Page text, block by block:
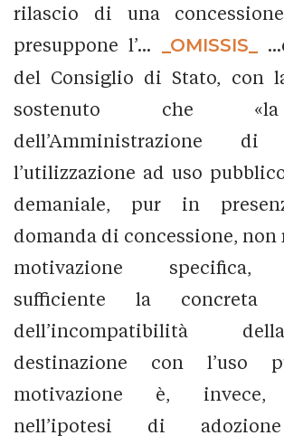
rilascio di una
presuppone l’...
_OMISSIS_
del Consiglio di Stato, con
sostenuto che
dell’Amministrazione di
l’utilizzazione ad uso
demaniale, pur in
domanda di concessione, non
motivazione specifica,
sufficiente la concreta
dell’incompatibilità
destinazione con l’uso
motivazione è, invece,
nell’ipotesi di